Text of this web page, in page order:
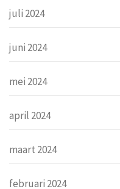
juli 2024
juni 2024
mei 2024
april 2024
maart 2024
februari 2024